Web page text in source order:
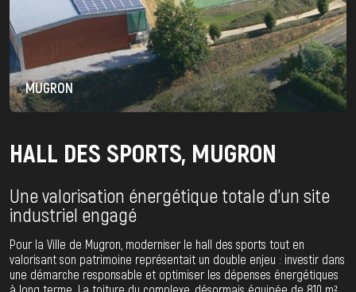
MUGRON
HALL DES SPORTS, MUGRON
Une valorisation énergétique totale d’un site
industriel engagé
Pour la Ville de Mugron, moderniser le hall des sports tout en
valorisant son patrimoine représentait un double enjeu : investir dans
une démarche responsable et optimiser les dépenses énergétiques